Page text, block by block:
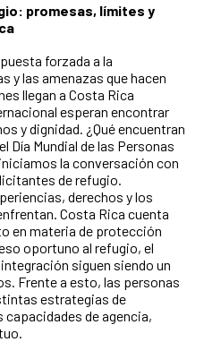
promesas, límites y
forzada a la
y las amenazas que hacen
llegan a Costa Rica
esperan encontrar
y dignidad. ¿Qué encuentran
Día Mundial de las Personas
la conversación con
de refugio.
derechos y los
Costa Rica cuenta
en materia de protección
oportuno al refugio, el
siguen siendo un
Frente a esto, las personas
estrategias de
de agencia,